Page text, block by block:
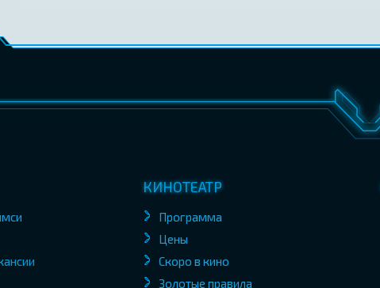
КИНОТЕАТР
Программа
Цены
Скоро в кино
Золотые правила